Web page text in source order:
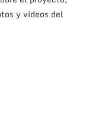
y videos del